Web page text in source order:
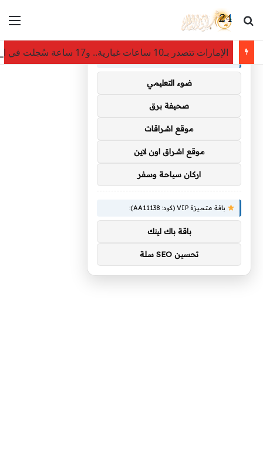
بحث عن
الإمارات تتصدر بـ10 ساعات غبارية.. و17 ساعة سُجلت في الإقليم خلال 8 أغسطس
توصيات :
باقة متميزة VIP (كود: AA35872):
ضوء التعليمي
صحيفة برق
موقع اشراقات
موقع اشراق اون لاين
اركان سياحة وسفر
باقة متميزة VIP (كود: AA11138):
باقة باك لينك
تحسين SEO سلة